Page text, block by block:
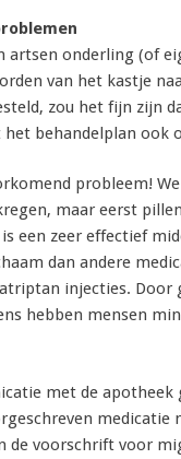
artsen onderling (of
van het kastje
zou het fijn zijn
het behandelplan ook
probleem!
maar eerst
een zeer effectief
dan andere
injecties. Door
hebben mensen
met de apotheek
medicatie
de voorschrift voor